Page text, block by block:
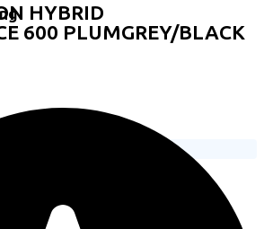
HYBRID
600 PLUMGREY/BLACK